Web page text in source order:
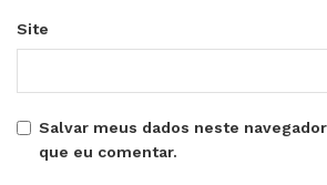
Site
Salvar meus dados neste
que eu comentar.